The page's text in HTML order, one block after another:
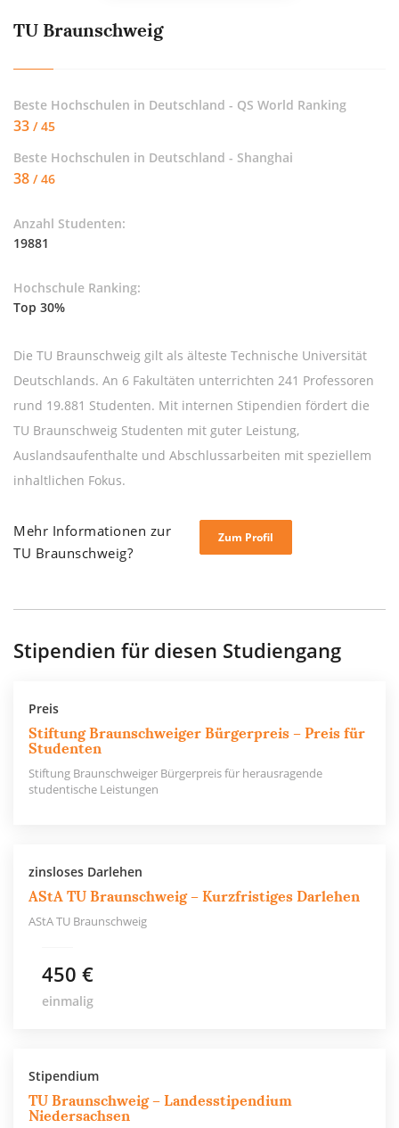
TU Braunschweig
Beste Hochschulen in Deutschland - QS World Ranking
33 / 45
Beste Hochschulen in Deutschland - Shanghai
38 / 46
Anzahl Studenten:
19881
Hochschule Ranking:
Top 30%
Die TU Braunschweig gilt als älteste Technische Universität
Deutschlands. An 6 Fakultäten unterrichten 241 Professoren
rund 19.881 Studenten. Mit internen Stipendien fördert die
TU Braunschweig Studenten mit guter Leistung,
Auslandsaufenthalte und Abschlussarbeiten mit speziellem
inhaltlichen Fokus.
Mehr Informationen zur
TU Braunschweig?
Zum Profil
Stipendien für diesen Studiengang
Preis
Stiftung Braunschweiger Bürgerpreis – Preis für
Studenten
Stiftung Braunschweiger Bürgerpreis für herausragende
studentische Leistungen
zinsloses Darlehen
AStA TU Braunschweig – Kurzfristiges Darlehen
AStA TU Braunschweig
450 €
einmalig
Stipendium
TU Braunschweig – Landesstipendium
Niedersachsen